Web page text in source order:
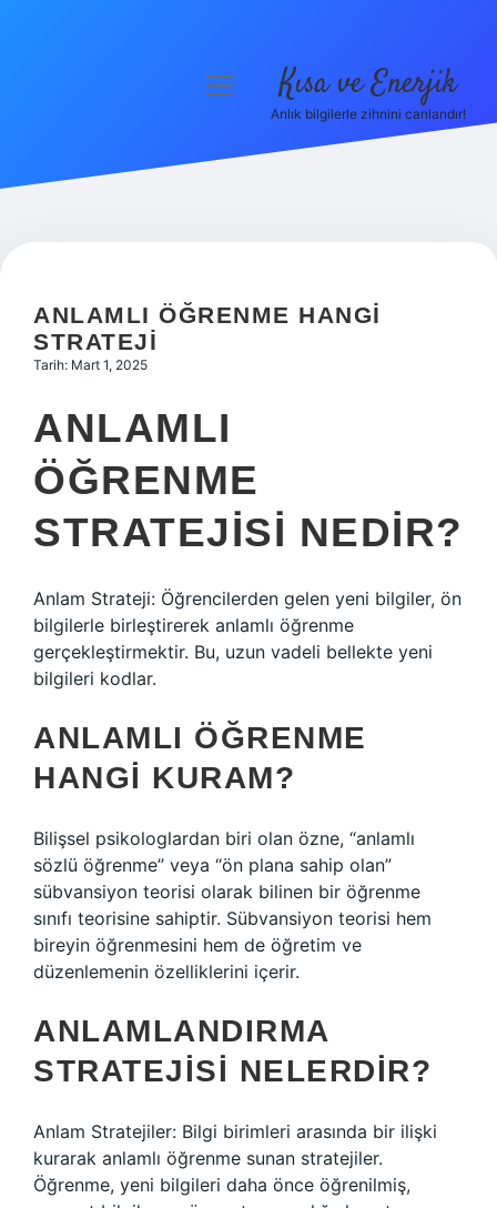
Hakkımızda
menüyü
Kısa ve Enerjik
Anlık bilgilerle zihnini canlandır!
ANLAMLI ÖĞRENME HANGI
STRATEJI
Tarih: Mart 1, 2025
ANLAMLI
ÖĞRENME
STRATEJISI NEDIR?
Anlam Strateji: Öğrencilerden gelen yeni bilgiler, ön
bilgilerle birleştirerek anlamlı öğrenme
gerçekleştirmektir. Bu, uzun vadeli bellekte yeni
bilgileri kodlar.
ANLAMLI ÖĞRENME
HANGI KURAM?
Bilişsel psikologlardan biri olan özne, “anlamlı
sözlü öğrenme” veya “ön plana sahip olan”
sübvansiyon teorisi olarak bilinen bir öğrenme
sınıfı teorisine sahiptir. Sübvansiyon teorisi hem
bireyin öğrenmesini hem de öğretim ve
düzenlemenin özelliklerini içerir.
ANLAMLANDIRMA
STRATEJISI NELERDIR?
Anlam Stratejiler: Bilgi birimleri arasında bir ilişki
kurarak anlamlı öğrenme sunan stratejiler.
Öğrenme, yeni bilgileri daha önce öğrenilmiş,